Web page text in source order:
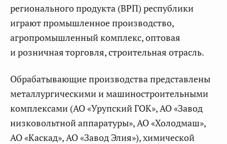
регионального продукта (ВРП) республики
играют промышленное производство,
агропромышленный комплекс, оптовая
и розничная торговля, строительная отрасль.
Обрабатывающие производства представлены
металлургическими и машиностроительными
комплексами (АО «Урупский ГОК», АО «Завод
низковольтной аппаратуры», АО «Холодмаш»,
АО «Каскад», АО «Завод Элия»), химической